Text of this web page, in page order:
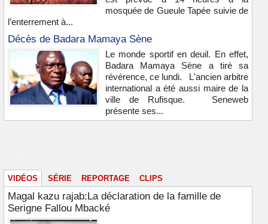
mosquée de Gueule Tapée suivie de
l’enterrement à...
Décès de Badara Mamaya Sène
Le monde sportif en deuil. En effet,
Badara Mamaya Sène a tiré sa
révérence, ce lundi. L'ancien arbitre
international a été aussi maire de la
ville de Rufisque. Seneweb
présente ses...
VIDÉOS SÉRIE REPORTAGE CLIPS
Magal kazu rajab:La déclaration de la famille de
Serigne Fallou Mbacké